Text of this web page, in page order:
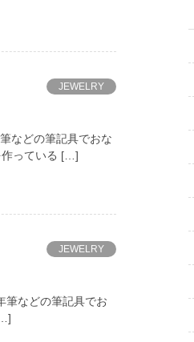
JEWELRY
などの筆記具でおな
作っている […]
JEWELRY
筆などの筆記具でお